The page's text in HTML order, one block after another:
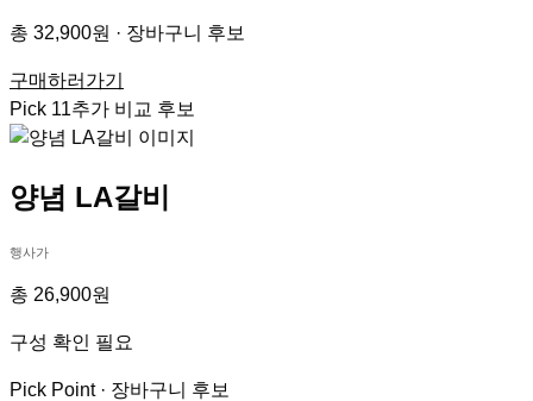
총 32,900원 · 장바구니 후보
구매하러가기
Pick 11추가 비교 후보
양념 LA갈비
행사가
총 26,900원
구성 확인 필요
Pick Point · 장바구니 후보